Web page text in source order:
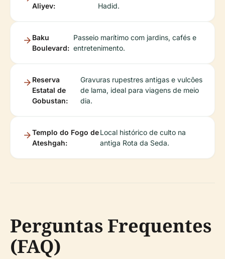
Aliyev:
Hadid.
Baku
Boulevard:
Passeio marítimo com jardins, cafés e
entretenimento.
Reserva
Estatal de
Gobustan:
Gravuras rupestres antigas e vulcões
de lama, ideal para viagens de meio
dia.
Templo do Fogo de
Ateshgah:
Local histórico de culto na
antiga Rota da Seda.
Perguntas Frequentes
(FAQ)